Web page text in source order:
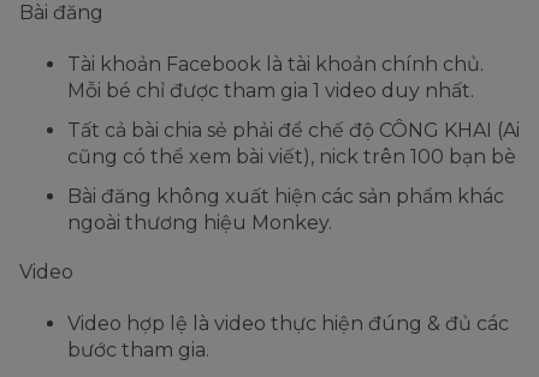
Bài đăng
Tài khoản Facebook là tài khoản chính chủ.
Mỗi bé chỉ được tham gia 1 video duy nhất.
Tất cả bài chia sẻ phải để chế độ CÔNG KHAI (Ai
cũng có thể xem bài viết), nick trên 100 bạn bè
Bài đăng không xuất hiện các sản phẩm khác
ngoài thương hiệu Monkey.
Video
Video hợp lệ là video thực hiện đúng & đủ các
bước tham gia.